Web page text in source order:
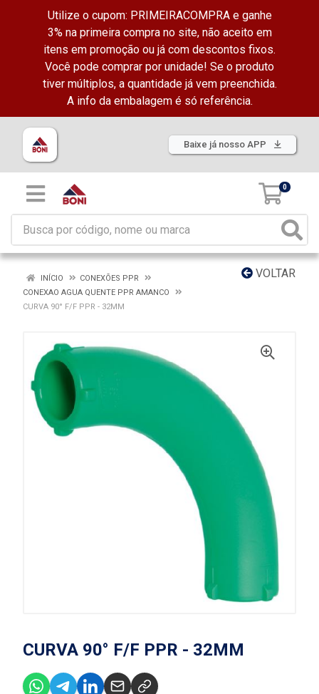
Utilize o cupom: PRIMEIRACOMPRA e ganhe
3% na primeira compra no site, não aceito em
itens em promoção ou já com descontos fixos.
Você pode comprar por unidade! Se o produto
tiver múltiplos, a quantidade já vem preenchida.
A info da embalagem é só referência.
Baixe já nosso APP
0
VOLTAR
INÍCIO
CONEXÕES PPR
CONEXAO AGUA QUENTE PPR AMANCO
CURVA 90° F/F PPR - 32MM
CURVA 90° F/F PPR - 32MM